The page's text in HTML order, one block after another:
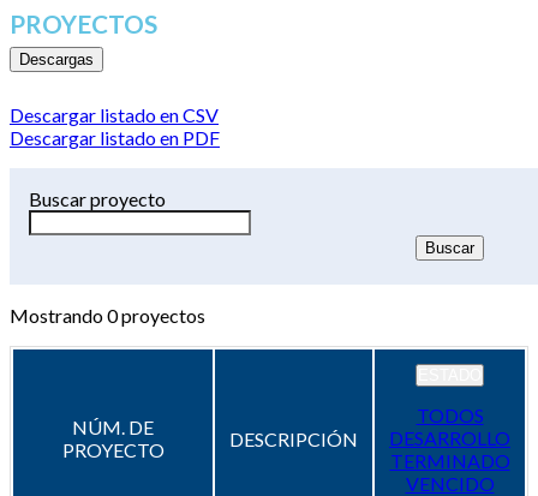
PROYECTOS
Descargas
Descargar listado en CSV
Descargar listado en PDF
Buscar proyecto
Mostrando0proyectos
NÚM. DE
PROYECTO
DESCRIPCIÓN
TODOS
DESARROLLO
TERMINADO
VENCIDO